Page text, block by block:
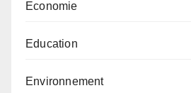
Economie
Education
Environnement